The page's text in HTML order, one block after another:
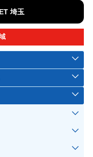
埼玉